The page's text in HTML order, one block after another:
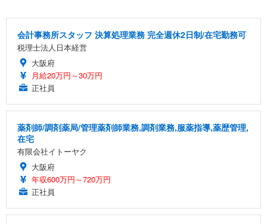
会計事務所スタッフ 決算処理業務 完全週休2日制/在宅勤務可
税理士法人日本経営
大阪府
月給20万円～30万円
正社員
薬剤師/調剤薬局/管理薬剤師業務,調剤業務,服薬指導,薬歴管理,
在宅
有限会社イトーヤク
大阪府
年収600万円～720万円
正社員